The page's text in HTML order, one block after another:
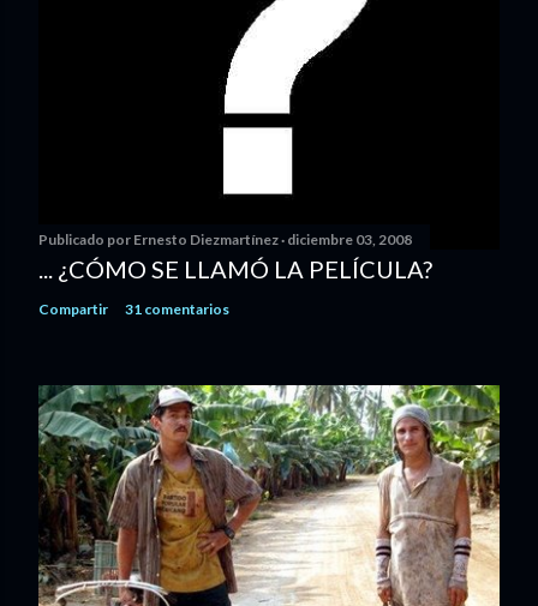
Publicado por Ernesto Diezmartínez diciembre 03, 2008
... ¿CÓMO SE LLAMÓ LA PELÍCULA?
Compartir 31 comentarios